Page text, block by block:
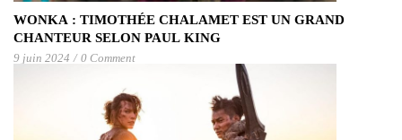
WONKA : TIMOTHÉE CHALAMET EST UN GRAND
CHANTEUR SELON PAUL KING
9 juin 2024 / 0 Comment